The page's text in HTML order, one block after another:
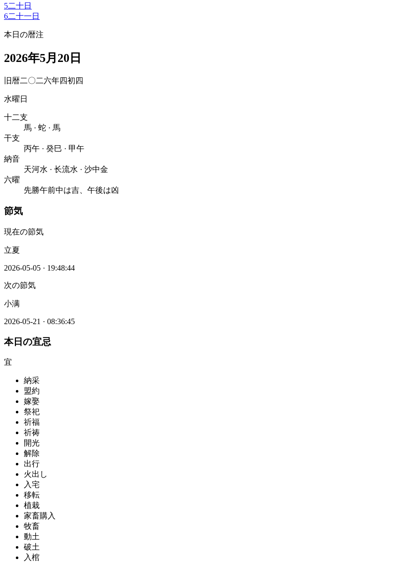
5二十日
6二十一日
本日の暦注
2026年5月20日
旧暦二〇二六年四初四
水曜日
十二支
馬 · 蛇 · 馬
干支
丙午 · 癸巳 · 甲午
納音
天河水 · 长流水 · 沙中金
六曜
先勝午前中は吉、午後は凶
節気
現在の節気
立夏
2026-05-05 · 19:48:44
次の節気
小满
2026-05-21 · 08:36:45
本日の宜忌
宜
納采
盟約
嫁娶
祭祀
祈福
祈祷
開光
解除
出行
火出し
入宅
移転
植栽
家畜購入
牧畜
動土
破土
入棺